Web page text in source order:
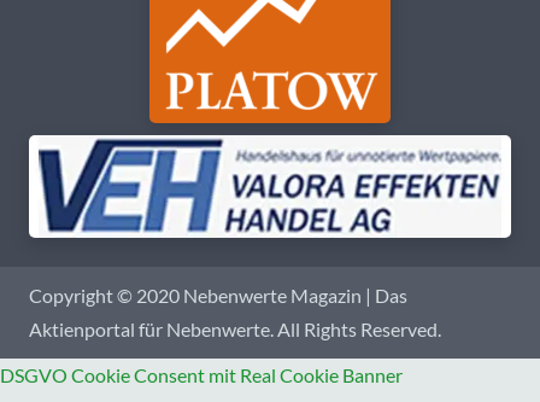
Copyright © 2020 Nebenwerte Magazin | Das
Aktienportal für Nebenwerte. All Rights Reserved.
DSGVO Cookie Consent mit Real Cookie Banner